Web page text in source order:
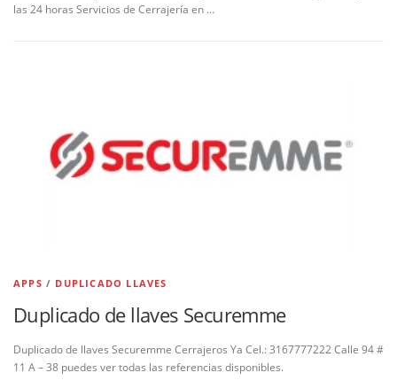
las 24 horas Servicios de Cerrajería en …
APPS / DUPLICADO LLAVES
Duplicado de llaves Securemme
Duplicado de llaves Securemme Cerrajeros Ya Cel.: 3167777222 Calle 94 #
11 A – 38 puedes ver todas las referencias disponibles.